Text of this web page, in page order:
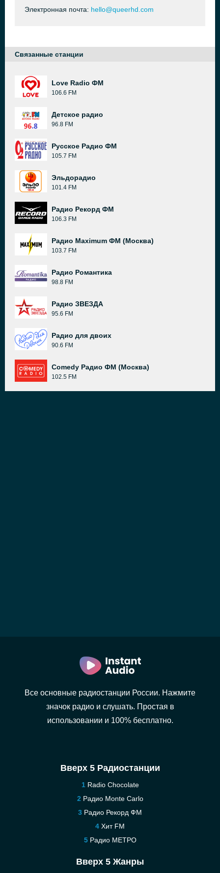
Электронная почта: hello@queerhd.com
Связанные станции
Love Radio ФМ
106.6 FM
Детское радио
96.8 FM
Русское Радио ФМ
105.7 FM
Эльдорадио
101.4 FM
Радио Рекорд ФМ
106.3 FM
Радио Maximum ФМ (Москва)
103.7 FM
Радио Романтика
98.8 FM
Радио ЗВЕЗДА
95.6 FM
Радио для двоих
90.6 FM
Comedy Радио ФМ (Москва)
102.5 FM
Все основные радиостанции России. Нажмите
значок радио и слушать. Простая в
использовании и 100% бесплатно.
Вверх 5 Радиостанции
Radio Chocolate
Радио Monte Carlo
Радио Рекорд ФМ
Хит FM
Радио МЕТРО
Вверх 5 Жанры